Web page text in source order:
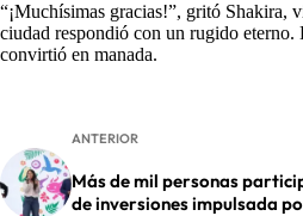
“¡Muchísimas gracias!”, gritó Shakira,
ciudad respondió con un rugido eterno.
convirtió en manada.
ANTERIOR
Más de mil personas
de inversiones impulsada